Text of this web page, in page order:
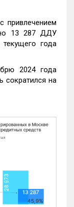
привлечением
13 287 ДДУ
года
2024 года
сократился на